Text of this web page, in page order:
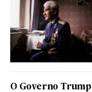
O Governo